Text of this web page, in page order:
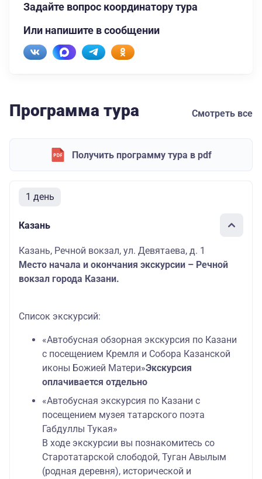
Задайте вопрос координатору тура
Или напишите в сообщении
Программа тура Смотреть все
Получить программу тура в pdf
1 день
Казань
Казань, Речной вокзал, ул. Девятаева, д. 1
Место начала и окончания экскурсии – Речной
вокзал города Казани.
Список экскурсий:
«Автобусная обзорная экскурсия по Казани
с посещением Кремля и Собора Казанской
иконы Божией Матери»Экскурсия
оплачивается отдельно
«Автобусная экскурсия по Казани с
посещением музея татарского поэта
Габдуллы Тукая»
В ходе экскурсии вы познакомитесь со
Старотатарской слободой, Туган Авылым
(родная деревня), исторической и